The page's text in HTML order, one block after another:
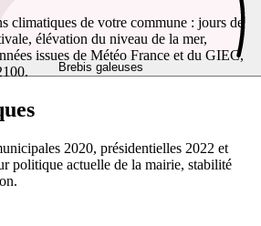
Brebis galeuses
climatiques de votre commune : jours de
élévation du niveau de la mer,
issues de Météo France et du GIEC,
2020, présidentielles 2022 et
politique actuelle de la mairie, stabilité